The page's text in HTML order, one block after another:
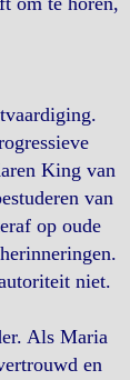
King van
van
op oude
niet.
Als Maria
en